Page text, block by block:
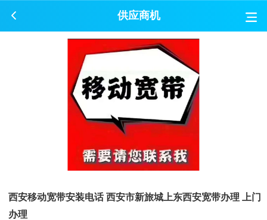
供应商机
西安移动宽带安装电话 西安市新旅城上东西安宽带办理 上门
办理